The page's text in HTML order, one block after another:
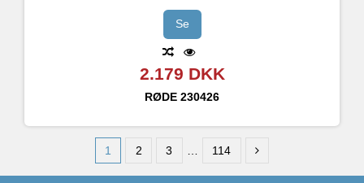
Se
2.179 DKK
RØDE 230426
1 2 3 114